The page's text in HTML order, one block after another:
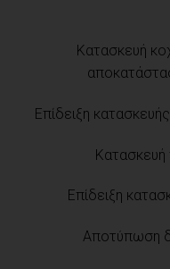
Κατασκευή
Επίδειξη
Κατασκευή
Επίδειξη
Αποτύπωση